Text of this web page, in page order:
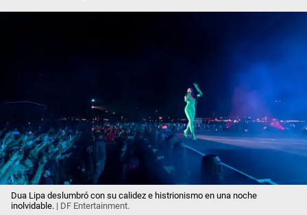
Dua Lipa deslumbró con su calidez e histrionismo en una noche
inolvidable. | DF Entertainment.